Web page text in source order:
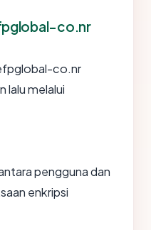
co.nr
co.nr
lalu melalui
pengguna dan
enkripsi